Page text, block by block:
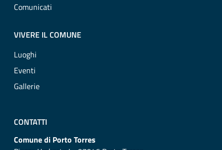
Comunicati
VIVERE IL COMUNE
Luoghi
Eventi
Gallerie
CONTATTI
Comune di Porto Torres